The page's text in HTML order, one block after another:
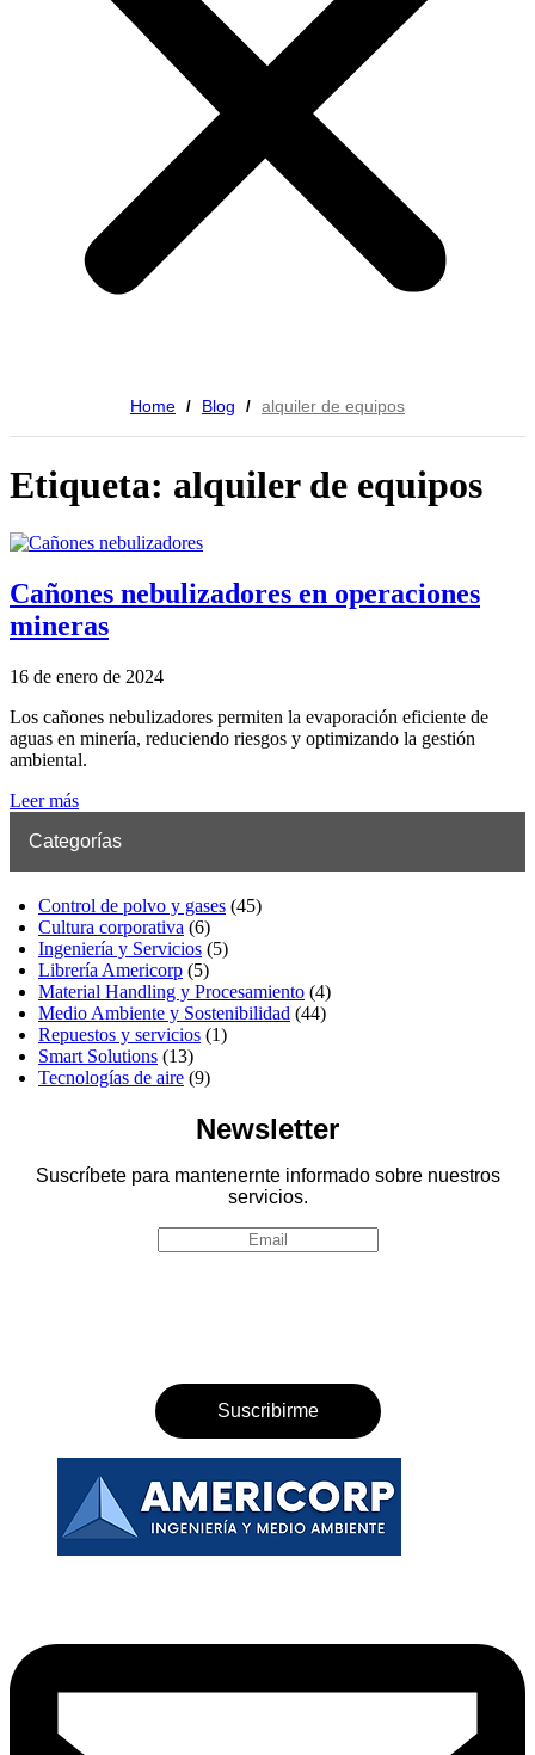
Home / Blog / alquiler de equipos
Etiqueta: alquiler de equipos
Cañones nebulizadores en operaciones
mineras
16 de enero de 2024
Los cañones nebulizadores permiten la evaporación eficiente de
aguas en minería, reduciendo riesgos y optimizando la gestión
ambiental.
Leer más
Categorías
Control de polvo y gases (45)
Cultura corporativa (6)
Ingeniería y Servicios (5)
Librería Americorp (5)
Material Handling y Procesamiento (4)
Medio Ambiente y Sostenibilidad (44)
Repuestos y servicios (1)
Smart Solutions (13)
Tecnologías de aire (9)
Newsletter
Suscríbete para mantenernte informado sobre nuestros
servicios.